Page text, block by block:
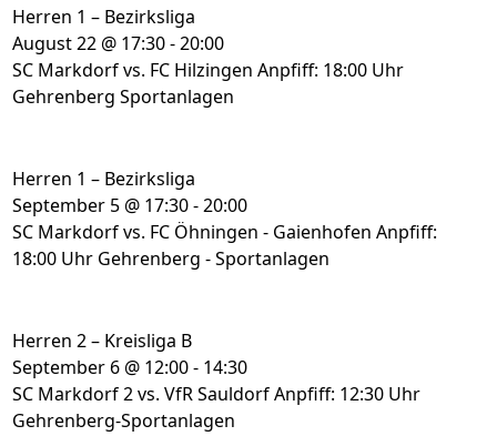
Herren 1 – Bezirksliga
August 22 @ 17:30-20:00
SC Markdorf vs. FC Hilzingen Anpfiff: 18:00 Uhr
Gehrenberg Sportanlagen
Herren 1 – Bezirksliga
September 5 @ 17:30-20:00
SC Markdorf vs. FC Öhningen - Gaienhofen Anpfiff:
18:00 Uhr Gehrenberg - Sportanlagen
Herren 2 – Kreisliga B
September 6 @ 12:00- 14:30
SC Markdorf 2 vs. VfR Sauldorf Anpfiff: 12:30 Uhr
Gehrenberg-Sportanlagen